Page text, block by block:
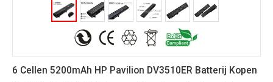
6 Cellen 5200mAh HP Pavilion DV3510ER Batterij Kopen